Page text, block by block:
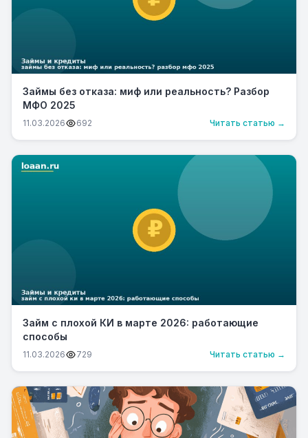
Займы без отказа: миф или реальность? Разбор
МФО 2025
11.03.2026 692 Читать статью →
Займ с плохой КИ в марте 2026: работающие
способы
11.03.2026 729 Читать статью →